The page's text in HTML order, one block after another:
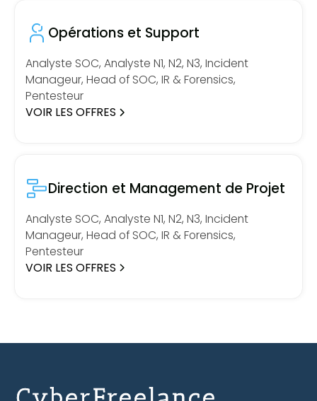
Opérations et Support
Analyste SOC, Analyste N1, N2, N3, Incident
Manageur, Head of SOC, IR & Forensics,
Pentesteur
VOIR LES OFFRES
Direction et Management de Projet
Analyste SOC, Analyste N1, N2, N3, Incident
Manageur, Head of SOC, IR & Forensics,
Pentesteur
VOIR LES OFFRES